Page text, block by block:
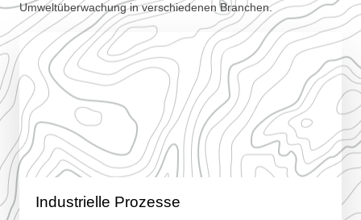
Umweltüberwachung in verschiedenen Branchen.
Industrielle Prozesse